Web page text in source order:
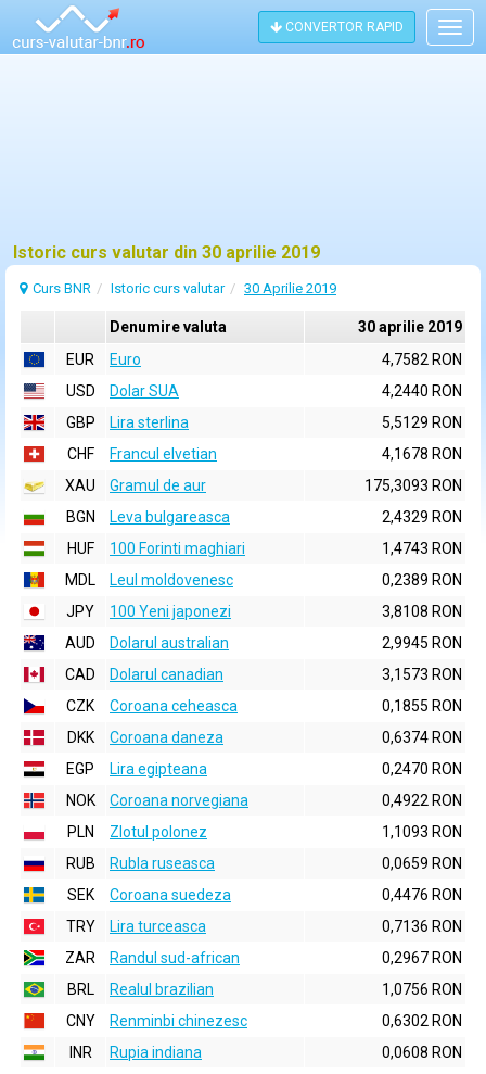
CONVERTOR RAPID
Istoric curs valutar din 30 aprilie 2019
Curs BNR Istoric curs valutar 30 Aprilie 2019
Denumire valuta
30 aprilie 2019
EUR
Euro
4,7582 RON
USD
Dolar SUA
4,2440 RON
GBP
Lira sterlina
5,5129 RON
CHF
Francul elvetian
4,1678 RON
XAU
Gramul de aur
175,3093 RON
BGN
Leva bulgareasca
2,4329 RON
HUF
100 Forinti maghiari
1,4743 RON
MDL
Leul moldovenesc
0,2389 RON
JPY
100 Yeni japonezi
3,8108 RON
AUD
Dolarul australian
2,9945 RON
CAD
Dolarul canadian
3,1573 RON
CZK
Coroana ceheasca
0,1855 RON
DKK
Coroana daneza
0,6374 RON
EGP
Lira egipteana
0,2470 RON
NOK
Coroana norvegiana
0,4922 RON
PLN
Zlotul polonez
1,1093 RON
RUB
Rubla ruseasca
0,0659 RON
SEK
Coroana suedeza
0,4476 RON
TRY
Lira turceasca
0,7136 RON
ZAR
Randul sud-african
0,2967 RON
BRL
Realul brazilian
1,0756 RON
CNY
Renminbi chinezesc
0,6302 RON
INR
Rupia indiana
0,0608 RON